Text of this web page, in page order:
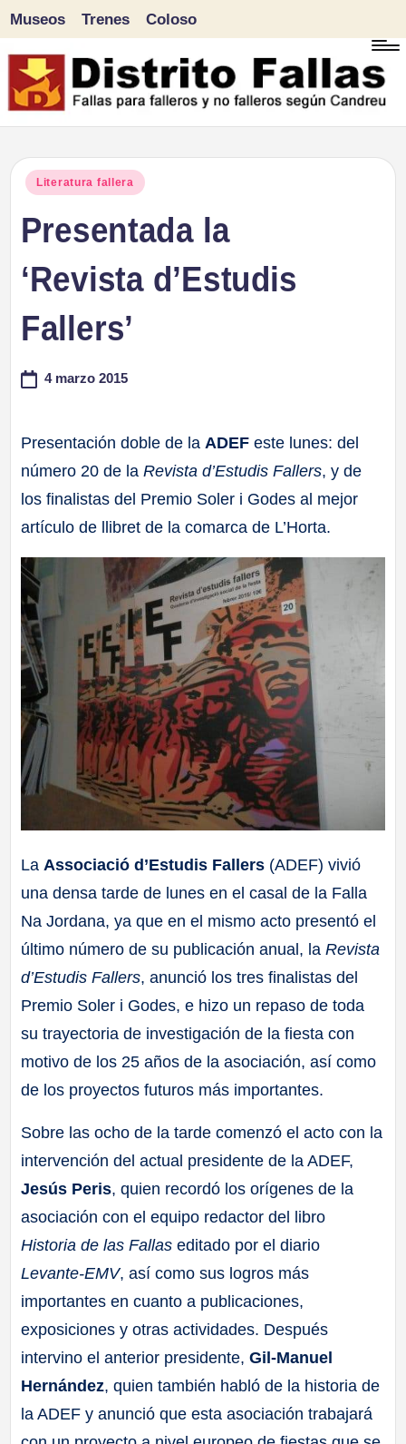
Saltar
al
Museos Trenes Coloso
Publicado
Literatura fallera
Presentada la
‘Revista d’Estudis
Fallers’
4 marzo 2015
Presentación doble de la ADEF este lunes: del
número 20 de laRevista d’Estudis Fallers, y de
los finalistas del Premio Soler i Godes al mejor
artículo de llibret de la comarca de L’Horta.
La Associació d’Estudis Fallers (ADEF) vivió
una densa tarde de lunes en el casal de la Falla
Na Jordana, ya que en el mismo acto presentó el
último número de su publicación anual, la Revista
d’Estudis Fallers, anunció los tres finalistas del
Premio Soler i Godes, e hizo un repaso de toda
su trayectoria de investigación de la fiesta con
motivo de los 25 años de la asociación, así como
de los proyectos futuros más importantes.
Sobre las ocho de la tarde comenzó el acto con la
intervención del actual presidente de la ADEF,
Jesús Peris, quien recordó los orígenes de la
asociación con el equipo redactor del libro
Historia de las Fallas editado por el diario
Levante-EMV, así como sus logros más
importantes en cuanto a publicaciones,
exposiciones y otras actividades. Después
intervino el anterior presidente,Gil-Manuel
Hernández, quien también habló de la historia de
la ADEF y anunció que esta asociación trabajará